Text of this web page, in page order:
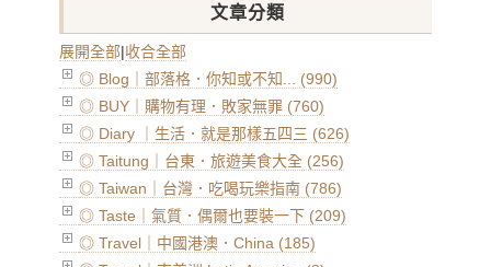
文章分類
展開全部|收合全部
◎ Blog｜部落格．你知或不知... (990)
◎ BUY｜購物有理．敗家無罪 (760)
◎ Diary ｜生活．就是那樣五四三 (626)
◎ Taitung｜台東．旅遊美食大全 (256)
◎ Taiwan｜台灣．吃喝玩樂指南 (786)
◎ Taste｜氣質．偶爾也要裝一下 (209)
◎ Travel｜中國港澳．China (185)